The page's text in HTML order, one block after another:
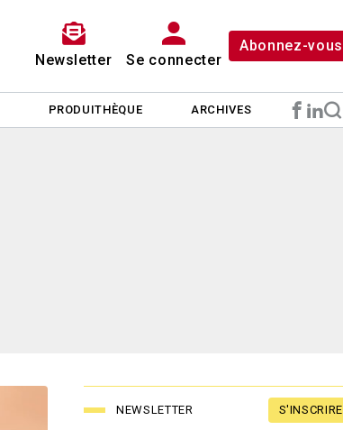
Newsletter Se connecter
Abonnez-vous
PRODUITHÈQUE ARCHIVES
NEWSLETTER S'INSCRIRE